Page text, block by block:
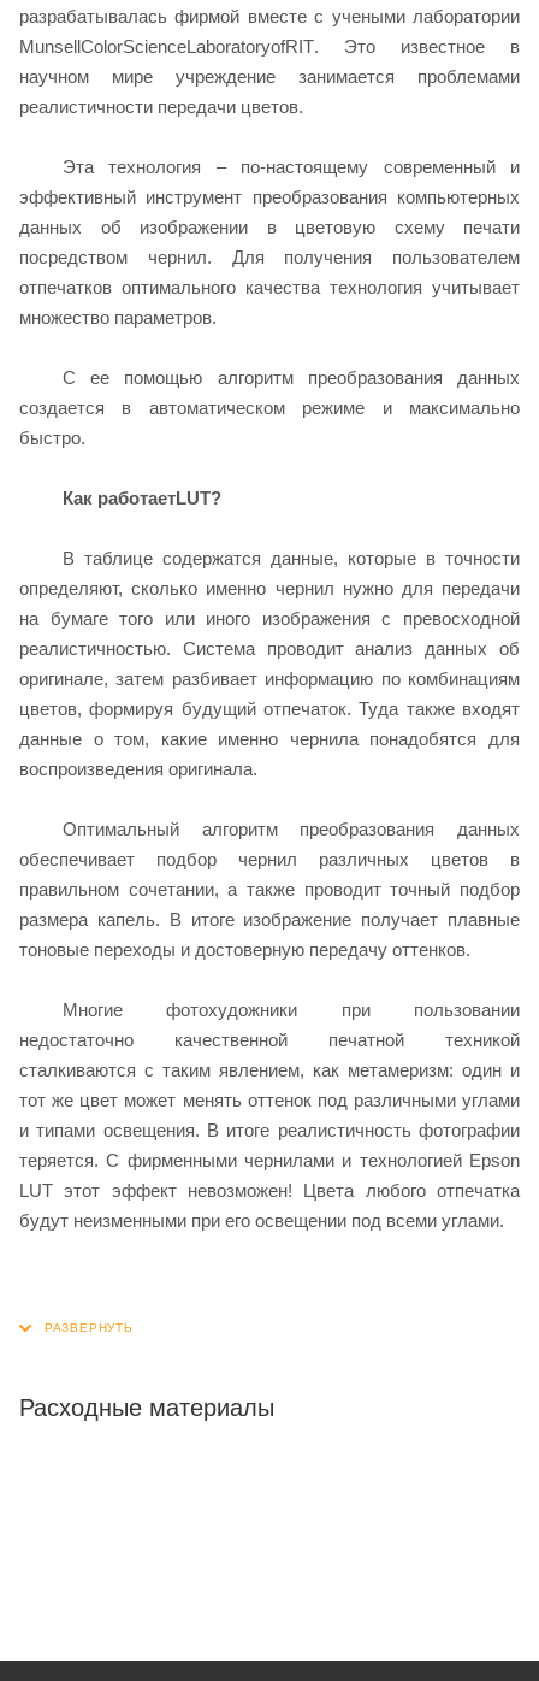
разрабатывалась фирмой вместе с учеными лаборатории
MunsellColorScienceLaboratoryofRIT. Это известное в
научном мире учреждение занимается проблемами
реалистичности передачи цветов.
Эта технология – по-настоящему современный и
эффективный инструмент преобразования компьютерных
данных об изображении в цветовую схему печати
посредством чернил. Для получения пользователем
отпечатков оптимального качества технология учитывает
множество параметров.
С ее помощью алгоритм преобразования данных
создается в автоматическом режиме и максимально
быстро.
Как работаетLUT?
В таблице содержатся данные, которые в точности
определяют, сколько именно чернил нужно для передачи
на бумаге того или иного изображения с превосходной
реалистичностью. Система проводит анализ данных об
оригинале, затем разбивает информацию по комбинациям
цветов, формируя будущий отпечаток. Туда также входят
данные о том, какие именно чернила понадобятся для
воспроизведения оригинала.
Оптимальный алгоритм преобразования данных
обеспечивает подбор чернил различных цветов в
правильном сочетании, а также проводит точный подбор
размера капель. В итоге изображение получает плавные
тоновые переходы и достоверную передачу оттенков.
Многие фотохудожники при пользовании
недостаточно качественной печатной техникой
сталкиваются с таким явлением, как метамеризм: один и
тот же цвет может менять оттенок под различными углами
и типами освещения. В итоге реалистичность фотографии
теряется. С фирменными чернилами и технологией Epson
LUT этот эффект невозможен! Цвета любого отпечатка
будут неизменными при его освещении под всеми углами.
Расходные материалы